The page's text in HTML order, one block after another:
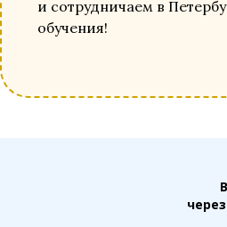
и сотрудничаем в
обучения!
через